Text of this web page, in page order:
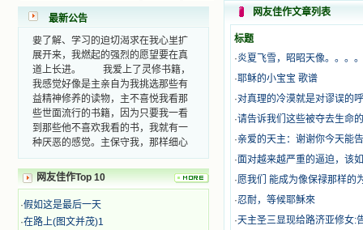
最新公告
味，我就更用力去舔，最后从这本书
里流出活水来了。从那以后，一种想
要了解、学习的迫切渴求在我心里扩
展开来，我燃起的强烈的愿望要在真
道上长进。 我爱上了灵修书籍，
我感觉好像是主亲自为我挑选那些有
益精神修养的读物，主不喜悦我看那
些世面流行的书籍，因为只要我一看
到那些他不喜欢我看的书，我就有一
种厌恶的感觉。主保守我，那样细心
本不良的书籍。 善良的书使人向
善，这些圣人的作品，渐渐地印在了
汹涌起伏，欣喜不能自已。书中谈到
这些圣人们如何在与主的交往中得到
网友佳作Top 10
·假如这是最后一天
·在路上(图文并茂)1
网友佳作文章列表
标题
·炎夏飞雪，昭昭天像。。。
·耶稣的小宝宝 歌谱
·对真理的冷漠就是对谬误的
·请告诉我们这些被夺去生命
·亲爱的天主：谢谢你今天能
·面对越来越严重的逼迫，该
·愿我们 能成为像保禄那样的
·忍耐，等候耶穌來
·天主圣三显现给路济亚修女: